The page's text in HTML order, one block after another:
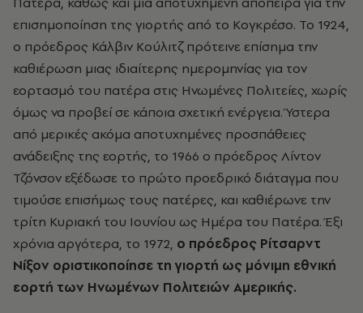
επισημοποίηση της γιορτής από το Κογκρέσο. Το 1924,
ο πρόεδρος Κάλβιν Κούλιτζ πρότεινε επίσημα την
καθιέρωση μιας ιδιαίτερης ημερομηνίας για τον
εορτασμό του πατέρα στις Ηνωμένες Πολιτείες, χωρίς
όμως να προβεί σε κάποια σχετική ενέργεια. Ύστερα
από μερικές ακόμα αποτυχημένες προσπάθειες
ανάδειξης της εορτής, το 1966 ο πρόεδρος Λίντον
Τζόνσον εξέδωσε το πρώτο προεδρικό διάταγμα που
τιμούσε επισήμως τους πατέρες, και καθιέρωνε την
τρίτη Κυριακή του Ιουνίου ως Ημέρα του Πατέρα. Έξι
χρόνια αργότερα, το 1972, ο πρόεδρος Ρίτσαρντ
Νίξον οριστικοποίησε τη γιορτή ως μόνιμη εθνική
εορτή των Ηνωμένων Πολιτειών Αμερικής.